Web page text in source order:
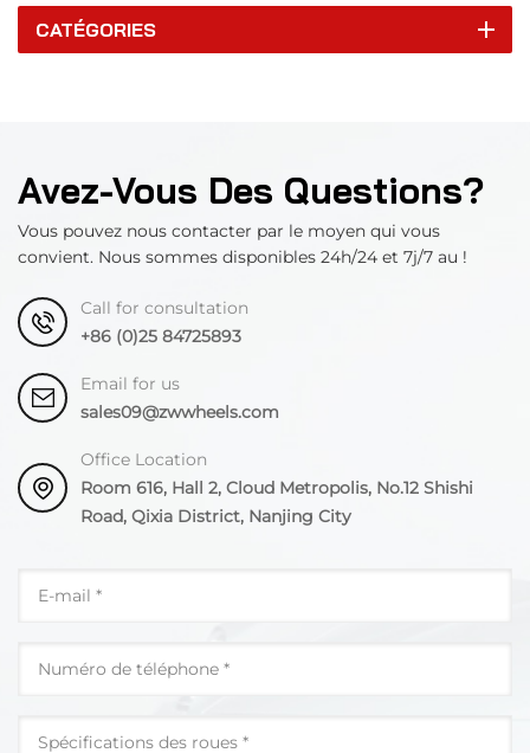
CATÉGORIES
Avez-Vous Des Questions?
Vous pouvez nous contacter par le moyen qui vous
convient. Nous sommes disponibles 24h/24 et 7j/7 au !
Call for consultation
+86 (0)25 84725893
Email for us
sales09@zwwheels.com
Office Location
Room 616, Hall 2, Cloud Metropolis, No.12 Shishi
Road, Qixia District, Nanjing City